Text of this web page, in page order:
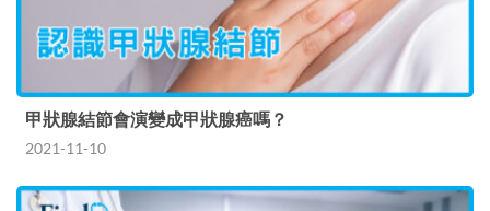
甲狀腺結節會演變成甲狀腺癌嗎？
2021-11-10